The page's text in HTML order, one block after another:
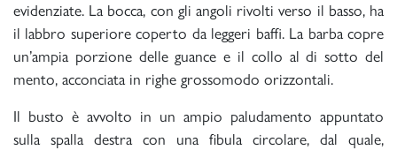
evidenziate. La bocca, con gli angoli rivolti verso il basso, ha
il labbro superiore coperto da leggeri baffi. La barba copre
un’ampia porzione delle guance e il collo al di sotto del
mento, acconciata in righe grossomodo orizzontali.
Il busto è avvolto in un ampio paludamento appuntato
sulla spalla destra con una fibula circolare, dal quale,